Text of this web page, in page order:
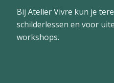
Bij Atelier Vivre kun je
schilderlessen en voor
workshops.